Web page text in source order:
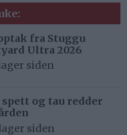
fra Stuggu
Ultra 2026
siden
og tau redder
siden